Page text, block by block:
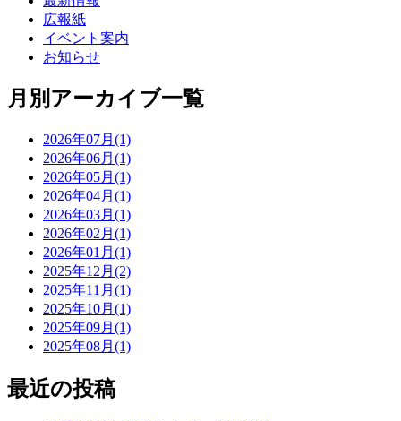
広報紙
イベント案内
お知らせ
月別アーカイブ一覧
2026年07月(1)
2026年06月(1)
2026年05月(1)
2026年04月(1)
2026年03月(1)
2026年02月(1)
2026年01月(1)
2025年12月(2)
2025年11月(1)
2025年10月(1)
2025年09月(1)
2025年08月(1)
最近の投稿